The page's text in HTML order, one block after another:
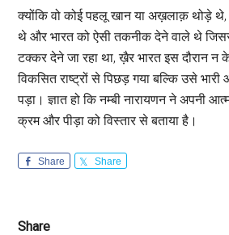
क्योंकि वो कोई पहलू खान या अख़लाक़ थोड़े थे,
थे और भारत को ऐसी तकनीक देने वाले थे
टक्कर देने जा रहा था, ख़ैर भारत इस दौरान
विकसित राष्ट्रों से पिछड़ गया बल्कि उसे
पड़ा। ज्ञात हो कि नम्बी नारायणन ने अपनी
क्रम और पीड़ा को विस्तार से बताया है।
Share Share
Share